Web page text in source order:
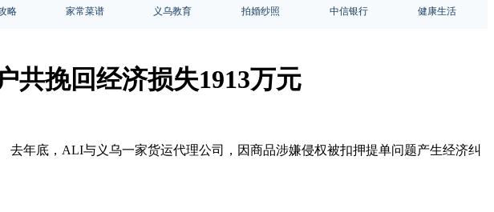
略 家常菜谱 义乌教育 拍婚纱照 中信银行 健康生活
共挽回经济损失1913万元
去年底，ALI与义乌一家货运代理公司，因商品涉嫌侵权被扣押提单问题产生经济纠